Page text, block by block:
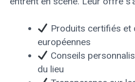
Produits certifiés et
européennes
Conseils
du lieu